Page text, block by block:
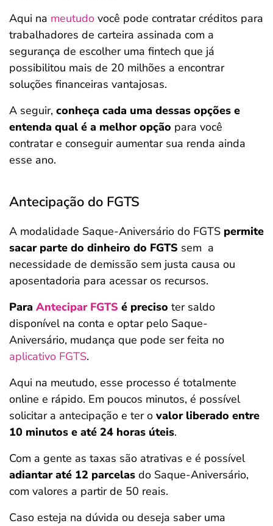
Aqui na meutudo você pode contratar créditos para
trabalhadores de carteira assinada com a
segurança de escolher uma fintech que já
possibilitou mais de 20 milhões a encontrar
soluções financeiras vantajosas.
A seguir, conheça cada uma dessas opções e
entenda qual é a melhor opção para você
contratar e conseguir aumentar sua renda ainda
esse ano.
Antecipação do FGTS
A modalidade Saque-Aniversário do FGTS permite
sacar parte do dinheiro do FGTS sem a
necessidade de demissão sem justa causa ou
aposentadoria para acessar os recursos.
Para Antecipar FGTS é preciso ter saldo
disponível na conta e optar pelo Saque-
Aniversário, mudança que pode ser feita no
aplicativo FGTS.
Aqui na meutudo, esse processo é totalmente
online e rápido. Em poucos minutos, é possível
solicitar a antecipação e ter o valor liberado entre
10 minutos e até 24 horas úteis.
Com a gente as taxas são atrativas e é possível
adiantar até 12 parcelas do Saque-Aniversário,
com valores a partir de 50 reais.
Caso esteja na dúvida ou deseja saber uma